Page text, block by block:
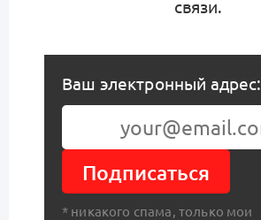
связи.
Ваш электронный адрес:
Подписаться
* никакого спама, только мои